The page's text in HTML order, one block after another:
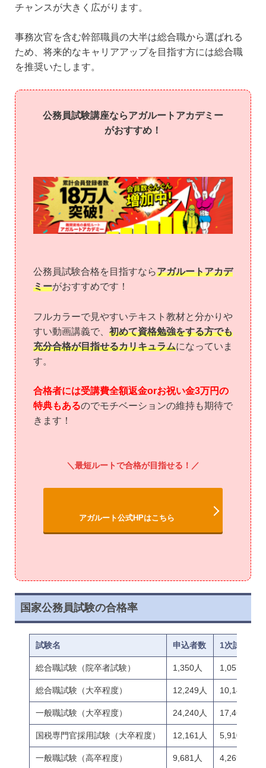
チャンスが大きく広がります。
事務次官を含む幹部職員の大半は総合職から選ばれる
ため、将来的なキャリアアップを目指す方には総合職
を推奨いたします。
公務員試験講座ならアガルートアカデミー
がおすすめ！
公務員試験合格を目指すならアガルートアカデ
ミーがおすすめです！
フルカラーで見やすいテキスト教材と分かりや
すい動画講義で、 初めて資格勉強をする方でも
充分合格が目指せるカリキュラムになっていま
す。
合格者には受講費全額返金orお祝い金3万円の
特典もあるのでモチベーションの維持も期待で
きます！
最短ルートで合格が目指せる！
アガルート公式HPはこちら
国家公務員試験の合格率
試験名 申込者数 1次試験合
総合職試験（院卒者試験） 1,350人 1,057人
総合職試験（大卒程度） 12,249人 10,141人
一般職試験（大卒程度） 24,240人 17,463人
国税専門官採用試験（大卒程度） 12,161人 5,910人
一般職試験（高卒程度） 9,681人 4,269人